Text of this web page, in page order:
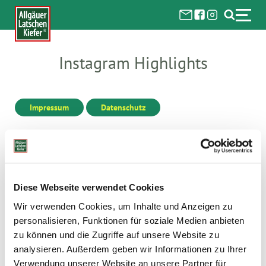
Diese Webseite verwendet Cookies
Wir verwenden Cookies, um Inhalte und Anzeigen zu
personalisieren, Funktionen für soziale Medien anbieten
zu können und die Zugriffe auf unsere Website zu
analysieren. Außerdem geben wir Informationen zu Ihrer
Verwendung unserer Website an unsere Partner für
Instagram Highlights
Impressum Datenschutz
Käsefüße, nein
danke!
werden sommertauglich!
Nacken-